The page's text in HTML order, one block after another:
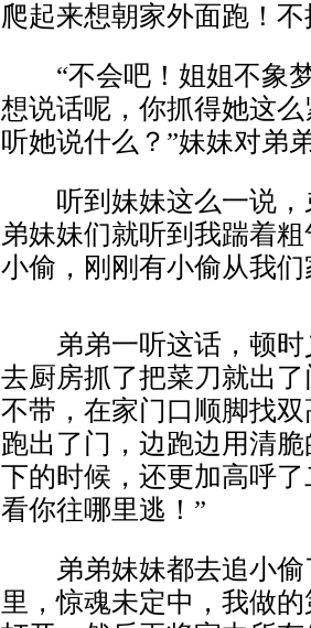
爬起来想朝家外面跑！
“不会吧！姐姐不象
想说话呢，你抓得她这
听她说什么？”妹妹对弟
听到妹妹这么一说
弟妹妹们就听到我踹着
小偷，刚刚有小偷从我
弟弟一听这话，顿
去厨房抓了把菜刀就出
不带，在家门口顺脚找
跑出了门，边跑边用清
下的时候，还更加高呼
看你往哪里逃！”
弟弟妹妹都去追小
里，惊魂未定中，我做